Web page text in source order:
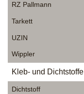
RZ Pallmann
Tarkett
UZIN
Wippler
Kleb- und Dichtstoffe
Dichtstoff